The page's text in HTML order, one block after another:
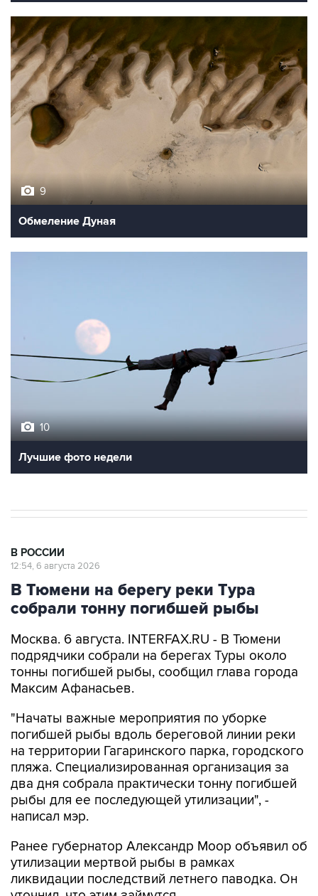
Обмеление Дуная
Лучшие фото недели
В Тюмени на берегу реки Тура
собрали тонну погибшей рыбы
Москва. 6 августа. INTERFAX.RU - В Тюмени
тонны погибшей рыбы, сообщил глава города
Максим Афанасьев.
"Начаты важные мероприятия по уборке
на территории Гагаринского парка, городского
пляжа. Специализированная организация за
два дня собрала практически тонну погибшей
рыбы для ее последующей утилизации", -
написал мэр.
Ранее губернатор Александр Моор объявил об
ликвидации последствий летнего паводка. Он
уточнил, что этим займутся
специализированные организации, используя